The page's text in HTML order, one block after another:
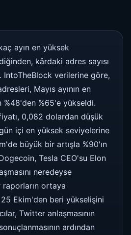
ayın en yüksek
kârdaki adres sayısı
IntoTheBlock verilerine göre,
Mayıs ayının en
%48'den %65'e yükseldi.
0,082 dolardan düşük
içi en yüksek seviyelerine
büyük bir artışla %90'ın
Tesla CEO'su Elon
neredeyse
raporların ortaya
25 Ekim'den beri yükselişini
Twitter anlaşmasının
ardından